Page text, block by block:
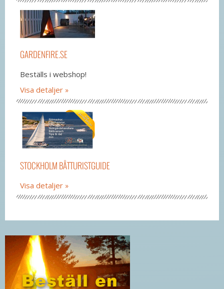
GARDENFIRE.SE
Beställs i webshop!
Visa detaljer
STOCKHOLM BÅTTURISTGUIDE
Visa detaljer